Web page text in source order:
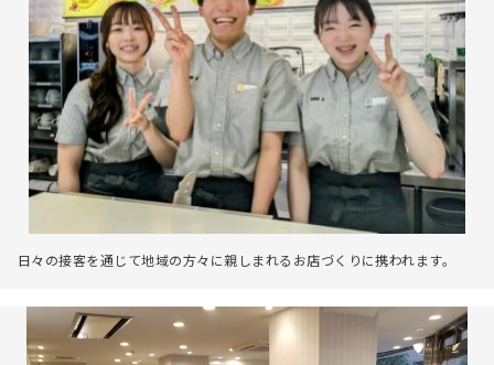
日々の接客を通じて地域の方々に親しまれるお店づくりに携われます。